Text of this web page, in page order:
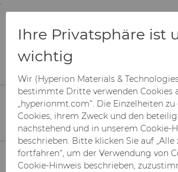
;
and information are based on this
Produkte
Motor und Getriebe
Lösungen für die Luft- und
Luft- und
Komponenten
Ihre Privatsphäre ist
wichtig
Wir (Hyperion Materials &
bestimmte Dritte verwenden Cookies
„hyperionmt.com“. Die Einzelheiten
Cookies, ihrem Zweck und den
nachstehend und in unserem Cookie-
beschrieben. Bitte klicken Sie auf „Alle
fortfahren“, um der Verwendung von
Cookie-Hinweis beschrieben,